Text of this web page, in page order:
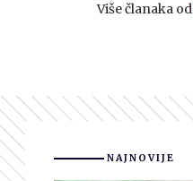
Više članaka od
NAJNOVIJE